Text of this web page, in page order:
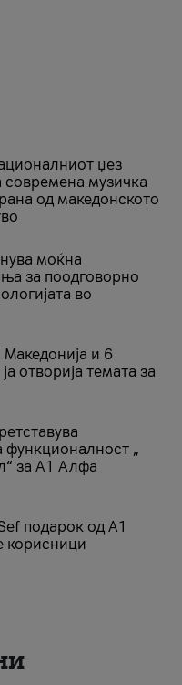
џез
современа музичка
од македонското
моќна
за поодговорно
во
Македонија и 6
отворија темата за
функционалност „
за А1 Алфа
подарок од А1
корисници